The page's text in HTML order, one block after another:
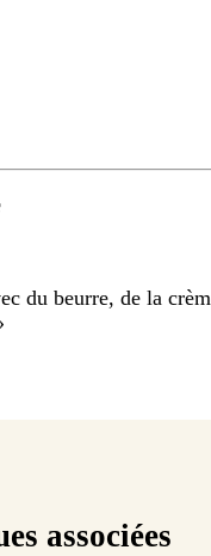
du beurre, de la
associées